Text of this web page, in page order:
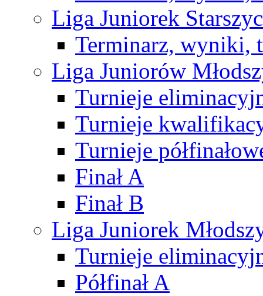
Liga Juniorek
Terminarz, wyniki,
Liga Juniorów
Turnieje
Turnieje
Turnieje
Finał A
Finał B
Liga Juniorek
Turnieje
Półfinał A